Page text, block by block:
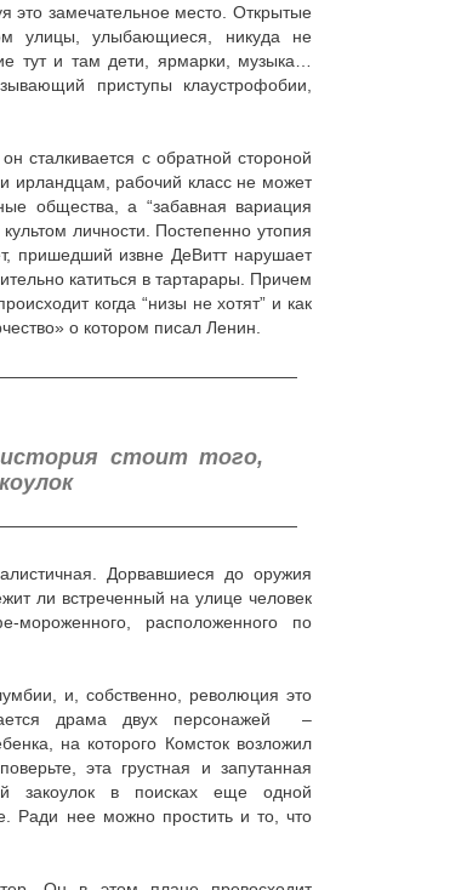
это замечательное место. Открытые
улицы, улыбающиеся, никуда не
тут и там дети, ярмарки, музыка…
приступы клаустрофобии,
сталкивается с обратной стороной
ирландцам, рабочий класс не может
общества, а “забавная вариация
личности. Постепенно утопия
пришедший извне ДеВитт нарушает
катиться в тартарары. Причем
когда “низы не хотят” и как
о котором писал Ленин.
стоит того,
Дорвавшиеся до оружия
ли встреченный на улице человек
расположенного по
и, собственно, революция это
драма двух персонажей –
на которого Комсток возложил
эта грустная и запутанная
закоулок в поисках еще одной
Ради нее можно простить и то, что